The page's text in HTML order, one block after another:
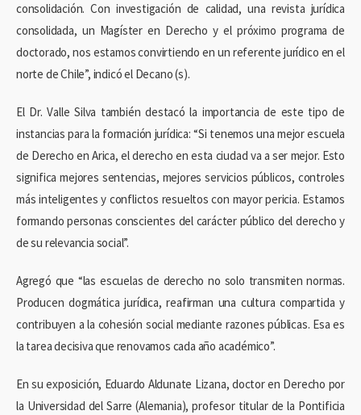
consolidación. Con investigación de calidad, una revista jurídica
consolidada, un Magíster en Derecho y el próximo programa de
doctorado, nos estamos convirtiendo en un referente jurídico en el
norte de Chile”, indicó el Decano (s).
El Dr. Valle Silva también destacó la importancia de este tipo de
instancias para la formación jurídica: “Si tenemos una mejor escuela
de Derecho en Arica, el derecho en esta ciudad va a ser mejor. Esto
significa mejores sentencias, mejores servicios públicos, controles
más inteligentes y conflictos resueltos con mayor pericia. Estamos
formando personas conscientes del carácter público del derecho y
de su relevancia social”.
Agregó que “las escuelas de derecho no solo transmiten normas.
Producen dogmática jurídica, reafirman una cultura compartida y
contribuyen a la cohesión social mediante razones públicas. Esa es
la tarea decisiva que renovamos cada año académico”.
En su exposición, Eduardo Aldunate Lizana, doctor en Derecho por
la Universidad del Sarre (Alemania), profesor titular de la Pontificia